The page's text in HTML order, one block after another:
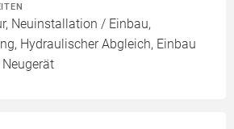
Neuinstallation / Einbau,
Hydraulischer Abgleich, Einbau